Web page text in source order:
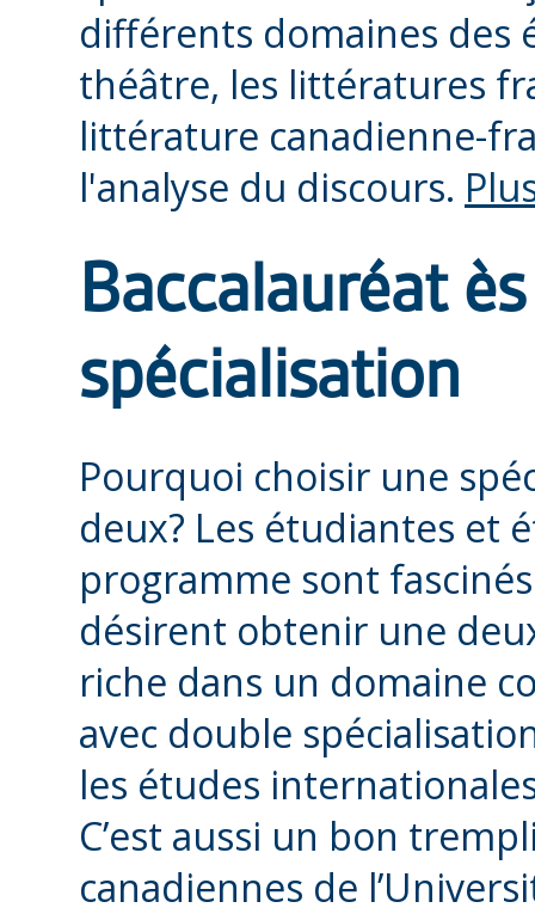
différents domaines des
théâtre, les littératures
littérature canadienne-
l'analyse du discours.
Baccalauréat
spécialisation
Pourquoi choisir une
deux? Les étudiantes et
programme sont
désirent obtenir une
riche dans un domaine
avec double
les études
C’est aussi un bon
canadiennes de